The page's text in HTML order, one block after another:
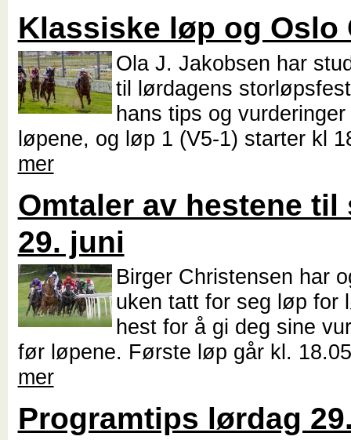
Klassiske løp og Oslo
Ola J. Jakobsen har
til lørdagens
hans tips og
løpene, og løp 1 (V5-1) starter kl
mer
Omtaler av hestene til
29. juni
Birger Christensen har
uken tatt for seg løp for
hest for å gi deg sine
før løpene. Første løp går kl.
mer
Programtips lørdag